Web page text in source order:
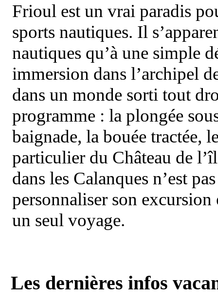
Frioul est un vrai paradis
sports nautiques. Il
nautiques qu’à une simple
immersion dans l’archipel
dans un monde sorti tout
programme : la plongée
baignade, la bouée tractée,
particulier du Château de
dans les Calanques n’est
personnaliser son
un seul voyage.
Les dernières infos